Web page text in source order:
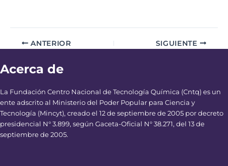
ANTERIOR SIGUIENTE
Acerca de
La Fundación Centro Nacional de Tecnología Química (Cntq) es un
ente adscrito al Ministerio del Poder Popular para Ciencia y
Tecnología (Mincyt), creado el 12 de septiembre de 2005 por decreto
presidencial N° 3.899, según Gaceta-Oficial N° 38.271, del 13 de
septiembre de 2005.